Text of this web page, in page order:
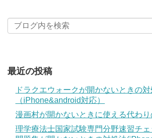
最近の投稿
ドラクエウォークが開かないときの
（iPhone&android対応）
漫画村が開かないときに使える代わり
理学療法士国家試験専門分野速習チ